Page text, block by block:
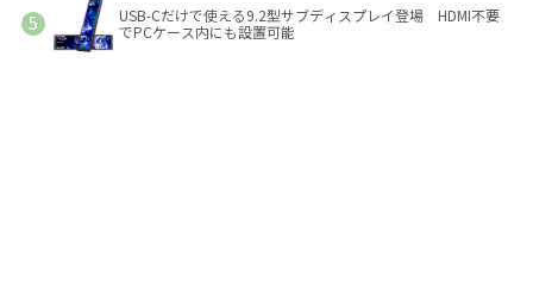
USB-Cだけで使える9.2型サブディスプレイ登場 HDMI不要
でPCケース内にも設置可能